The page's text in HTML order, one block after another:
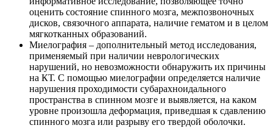
оценить состояние спинного мозга, межпозвоночных
дисков, связочного аппарата, наличие гематом и в целом
мягкотканных образований.
Миелография – дополнительный метод исследования,
применяемый при наличии неврологических
нарушений, но невозможности обнаружить их причины
на КТ. С помощью миелографии определяется наличие
нарушения проходимости субарахноидального
пространства в спинном мозге и выявляется, на каком
уровне произошла деформация, приведшая к сдавлению
спинного мозга или разрыву его твердой оболочки.